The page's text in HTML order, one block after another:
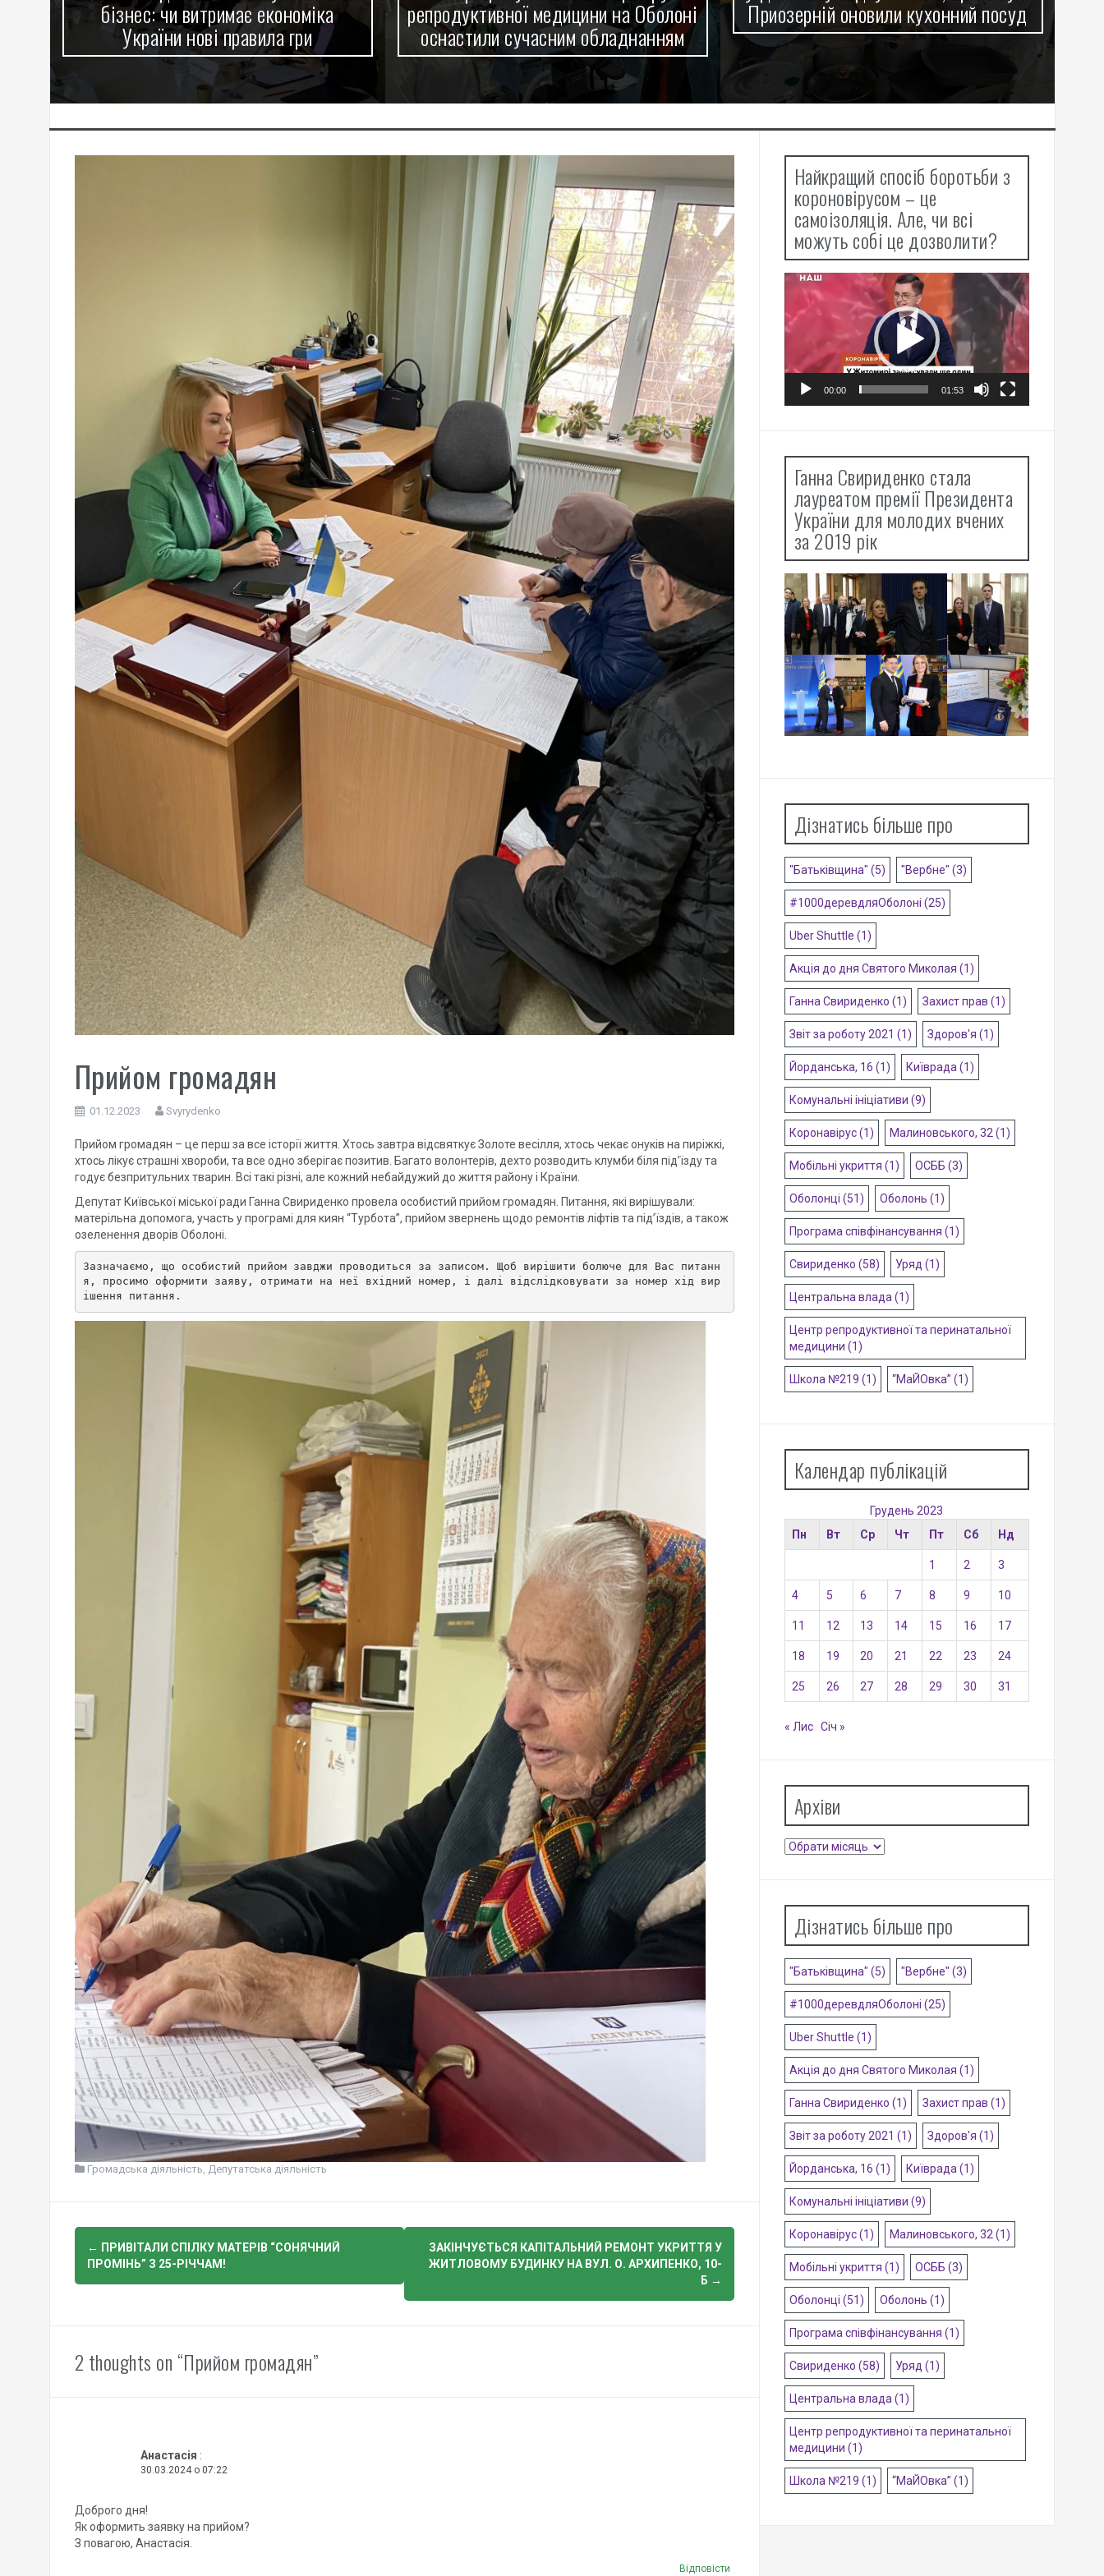
економіка репродуктивної медицини на Оболоні
оснастили сучасним обладнанням
Приозерній оновили кухонний посуд Оболоні працює Пункт
Прийом громадян
01.12.2023 Svyrydenko
Прийом громадян – це перш за все історії життя. Хтось завтра відсвяткує Золоте весілля, хтось чекає онуків на пиріжкі,
хтось лікує страшні хвороби, та все одно зберігає позитив. Багато волонтерів, дехто розводить клумби біля під’їзду та
годує безпритульних тварин. Всі такі різні, але кожний небайдужий до життя району і Країни.
Депутат Київської міської ради Ганна Свириденко провела особистий прийом громадян. Питання, які вирішували:
матерільна допомога, участь у програмі для киян “Турбота”, прийом звернень щодо ремонтів ліфтів та під’їздів, а також
озеленення дворів Оболоні.
Зазначаємо, що особистий прийом завджи проводиться за записом. Щоб вирішити болюче для Вас питанн
я, просимо оформити заяву, отримати на неї вхідний номер, і далі відслідковувати за номер хід вир
ішення питання.
Громадська діяльність Депутатська діяльність
Post
navigation
← ПРИВІТАЛИ СПІЛКУ МАТЕРІВ “СОНЯЧНИЙ
ПРОМІНЬ” З 25-РІЧЧАМ!
ЗАКІНЧУЄТЬСЯ КАПІТАЛЬНИЙ РЕМОНТ УКРИТТЯ У
ЖИТЛОВОМУ БУДИНКУ НА ВУЛ. О. АРХИПЕНКО, 10-
Б →
2 thoughts on “Прийом громадян”
Анастасія :
30.03.2024 о 07:22
Доброго дня!
Як оформить заявку на прийом?
З повагою, Анастасія.
Відповіcти
Найкращий спосіб боротьби з
короновірусом – це
самоізоляція. Але, чи всі
можуть собі це дозволити?
Відеопрогравач
00:00 01:53
Ганна Свириденко стала
лауреатом премії Президента
України для молодих вчених
за 2019 рік
Дізнатись більше про
"Батьківщина" (5) "Вербне" (3)
#1000деревдляОболоні (25)
Uber Shuttle (1)
Акція до дня Святого Миколая (1)
Ганна Свириденко (1) Захист прав (1)
Звіт за роботу 2021 (1) Здоров'я (1)
Йорданська, 16 (1) Київрада(1)
Комунальні ініціативи (9)
Коронавірус(1) Малиновського, 32(1)
Мобільні укриття (1) ОСББ (3)
Оболонці (51) Оболонь (1)
Програма співфінансування (1)
Свириденко (58) Уряд (1)
Центральна влада(1)
Центр репродуктивної та перинатальної
медицини (1)
Школа №219 (1) “МаЙОвка” (1)
Календар публікацій
Грудень 2023
Пн
Вт Ср Чт Пт Сб Нд
1 2 3
4 5 6 7 8 9 10
11 12 13 14 15 16 17
18 19 20 21 22 23 24
25 26 27 28 29 30 31
« Лис Січ »
Архіви
Архіви
Дізнатись більше про
"Батьківщина" (5) "Вербне" (3)
#1000деревдляОболоні (25)
Uber Shuttle (1)
Акція до дня Святого Миколая (1)
Ганна Свириденко (1) Захист прав (1)
Звіт за роботу 2021 (1) Здоров'я (1)
Йорданська, 16 (1) Київрада(1)
Комунальні ініціативи (9)
Коронавірус(1) Малиновського, 32(1)
Мобільні укриття (1) ОСББ (3)
Оболонці (51) Оболонь (1)
Програма співфінансування (1)
Свириденко (58) Уряд (1)
Центральна влада(1)
Центр репродуктивної та перинатальної
медицини (1)
Школа №219 (1) “МаЙОвка” (1)